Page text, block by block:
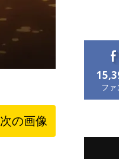
次の画像
ファ